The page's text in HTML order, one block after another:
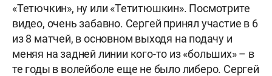
«Тетючкин», ну или «Тетитюшкин». Посмотрите
видео, очень забавно. Сергей принял участие в 6
из 8 матчей, в основном выходя на подачу и
меняя на задней линии кого-то из «больших» – в
те годы в волейболе еще не было либеро. Сергей